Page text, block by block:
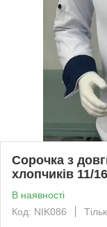
Сорочка з
хлопчиків 11/
В наявності
Код: NIK086